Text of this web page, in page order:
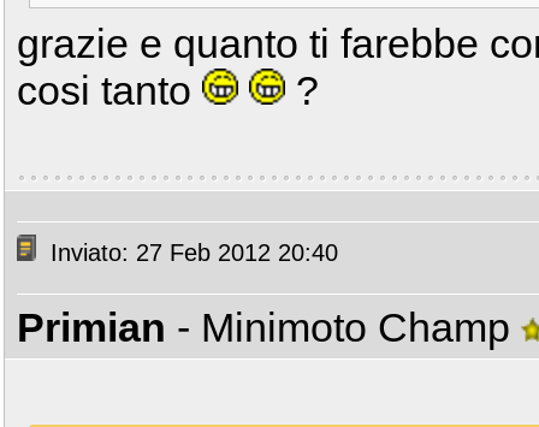
grazie e quanto ti farebbe
cosi tanto
?
Inviato: 27 Feb 2012 20:40
Primian - Minimoto Champ